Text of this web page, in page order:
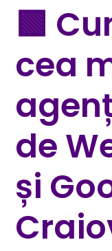
🟩
cea
de
și